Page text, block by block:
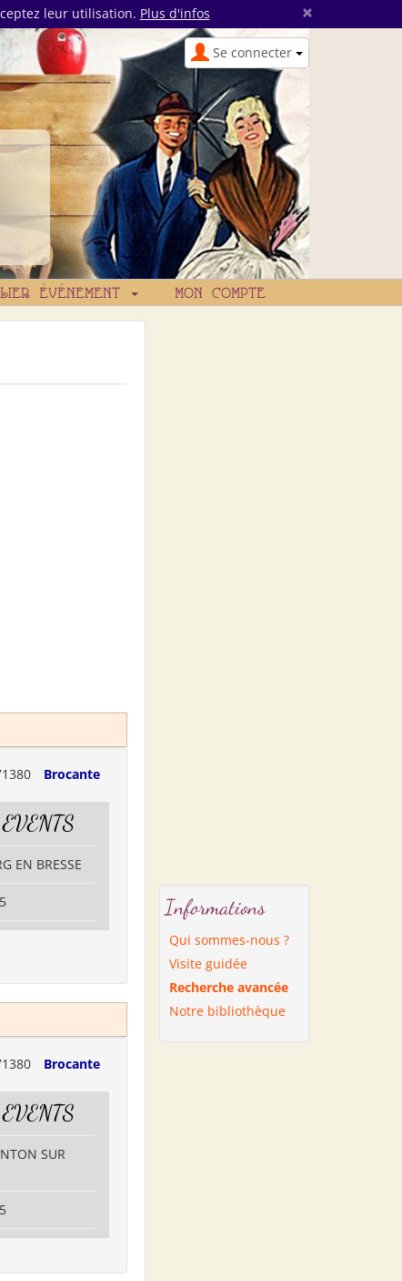
leur utilisation. Plus d'infos ×
Se connecter
ÉVÉNEMENT MON COMPTE
Brocante
EN BRESSE
Brocante
SUR
Informations
Qui sommes-nous ?
Visite guidée
Recherche avancée
Notre bibliothèque